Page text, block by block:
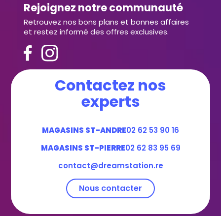
Rejoignez notre communauté
Retrouvez nos bons plans et bonnes affaires
et restez informé des offres exclusives.
Contactez nos
experts
MAGASINS ST-ANDRE02 62 53 90 16
MAGASINS ST-PIERRE02 62 83 95 69
contact@dreamstation.re
Nous contacter